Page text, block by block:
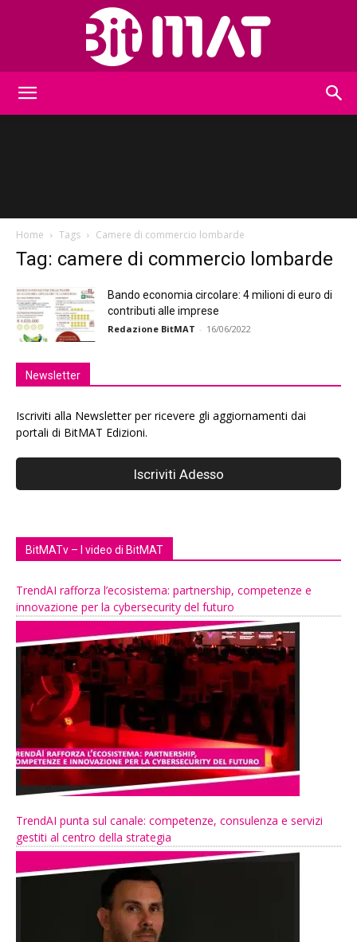
Home Tags Camere di commercio lombarde
Tag: camere di commercio lombarde
Bando economia circolare: 4 milioni di euro di
contributi alle imprese
Redazione BitMAT - 16/06/2022
Newsletter
Iscriviti alla Newsletter per ricevere gli aggiornamenti dai
portali di BitMAT Edizioni.
BitMATv – I video di BitMAT
TrendAI rafforza l’ecosistema: partnership, competenze e
innovazione per la cybersecurity del futuro
TrendAI punta sul canale: competenze, consulenza e servizi
gestiti al centro della strategia